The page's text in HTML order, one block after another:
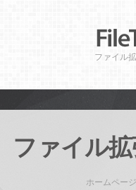
ファイル
ファイル
ホームページ